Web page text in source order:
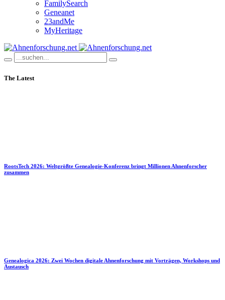
FamilySearch
Geneanet
23andMe
MyHeritage
The Latest
RootsTech 2026: Weltgrößte Genealogie-Konferenz bringt Millionen Ahnenforscher
zusammen
Genealogica 2026: Zwei Wochen digitale Ahnenforschung mit Vorträgen, Workshops und
Austausch